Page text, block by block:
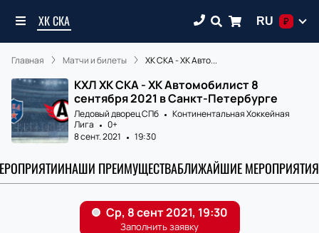
ХК СКА RU ₽
Главная Матчи и билеты ХК СКА - ХК Авто...
КХЛ ХК СКА - ХК Автомобилист 8
сентября 2021 в Санкт-Петербурге
Ледовый дворец СПб
Континентальная Хоккейная
Лига
0+
8 сент. 2021
19:30
НАШИ ПРЕИМУЩЕСТВАБЛИЖАЙШИЕ МЕРОПРИЯТИЯ